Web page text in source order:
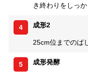
き終わりをしっか
4 成形2
25cm位までのば
5 成形発酵